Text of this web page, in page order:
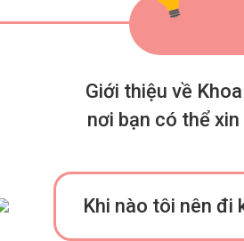
Giới thiệu về
nơi bạn có thể
Khi nào tôi nên đi